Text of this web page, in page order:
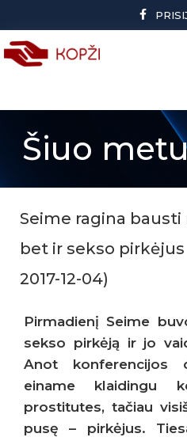
Šiuo
Seime ragina
bet ir sekso pirkėjus
2017-12-04)
Pirmadienį Seime
sekso pirkėją ir jo
Anot konferencijos
einame klaidingu
prostitutes, tačiau
pusę – pirkėjus.